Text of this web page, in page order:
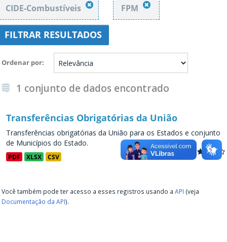
CIDE-Combustíveis FPM
FILTRAR RESULTADOS
Ordenar por
1 conjunto de dados encontrado
Transferências Obrigatórias da União
Transferências obrigatórias da União para os Estados e conjunto
de Municípios do Estado.
PDF XLSX CSV
Você também pode ter acesso a esses registros usando a API (veja
Documentação da API).